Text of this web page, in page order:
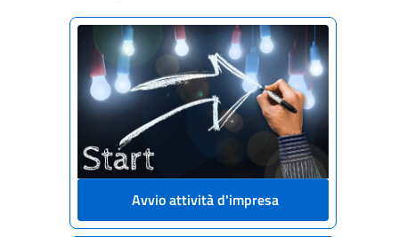
Menù di navigazione della sezione
Avvio attività d'impresa